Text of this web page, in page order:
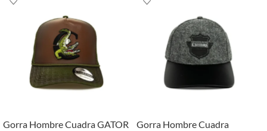
Gorra Hombre Cuadra GATOR
Gorra Hombre Cuadra